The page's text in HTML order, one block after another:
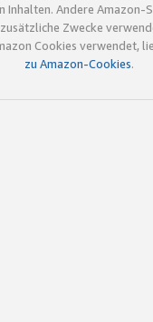
Inhalten. Andere Amazon-
Zwecke
Cookies verwendet,
zu Amazon-Cookies.